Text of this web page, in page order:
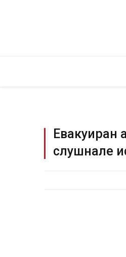
Евакуиран
слушнале